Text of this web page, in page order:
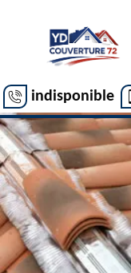
indisponible